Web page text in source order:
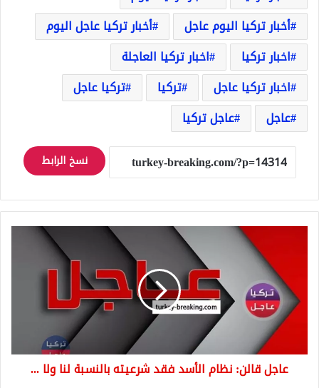
أخبار تركيا اليوم عاجل
أخبار تركيا عاجل اليوم
اخبار تركيا
اخبار تركيا العاجلة
اخبار تركيا عاجل
تركيا
تركيا عاجل
عاجل
عاجل تركيا
نسخ الرابط
فقد
شرعيته
بالنسبة
ولا
عاجل قالن: نظام الأسد فقد شرعيته بالنسبة لنا ولا ...